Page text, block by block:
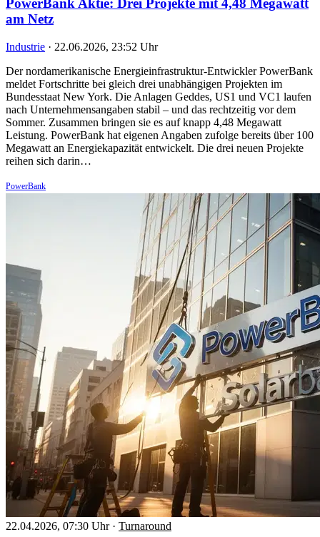
PowerBank Aktie: Drei Projekte mit 4,48 Megawatt
am Netz
Industrie · 22.06.2026, 23:52 Uhr
Der nordamerikanische Energieinfrastruktur-Entwickler PowerBank
meldet Fortschritte bei gleich drei unabhängigen Projekten im
Bundesstaat New York. Die Anlagen Geddes, US1 und VC1 laufen
nach Unternehmensangaben stabil – und das rechtzeitig vor dem
Sommer. Zusammen bringen sie es auf knapp 4,48 Megawatt
Leistung. PowerBank hat eigenen Angaben zufolge bereits über 100
Megawatt an Energiekapazität entwickelt. Die drei neuen Projekte
reihen sich darin…
PowerBank
22.04.2026, 07:30 Uhr · Turnaround